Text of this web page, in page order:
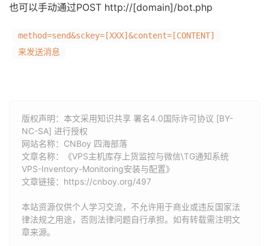
也可以手动通过POST http://[domain]/bot.php
method=send&sckey=[XXX]&content=[CONTENT]
来发送消息
版权声明：本文采用知识共享 署名4.0国际许可协议 [BY-
NC-SA] 进行授权
网站名称： CNBoy 四海部落
文章名称：《VPS主机库存上货监控与微信\TG通知系统
VPS-Inventory-Monitoring安装与配置》
文章链接： https://cnboy.org/497
本站资源仅供个人学习交流，不允许用于商业或违反国家法
律法规之用途，否则法律问题自行承担。如有转载需注明文
章来源。